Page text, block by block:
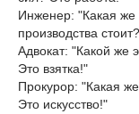
Инженер: "Какая же
производства
Адвокат: "Какой же
Это взятка!"
Прокурор: "Какая
Это искусство!"